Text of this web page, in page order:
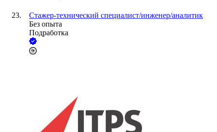
Стажер-технический специалист/инженер/аналитик
Без опыта
Подработка